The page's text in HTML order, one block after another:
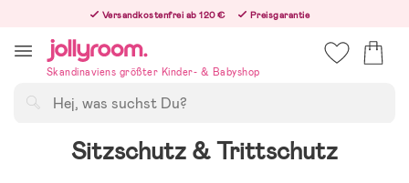
innehållet
Versandkostenfrei ab 120 €
Preisgarantie
Bestellungen, die nach 12:00 Uhr eingehen, werden am nächsten Werktag versandt!
Skandinaviens größter Kinder- & Babyshop
Sitzschutz & Trittschutz